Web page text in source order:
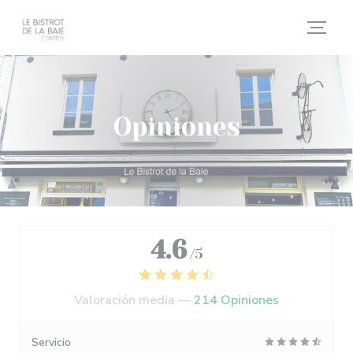
Opiniones
4.6 /5
Valoración media —214 Opiniones
Servicio